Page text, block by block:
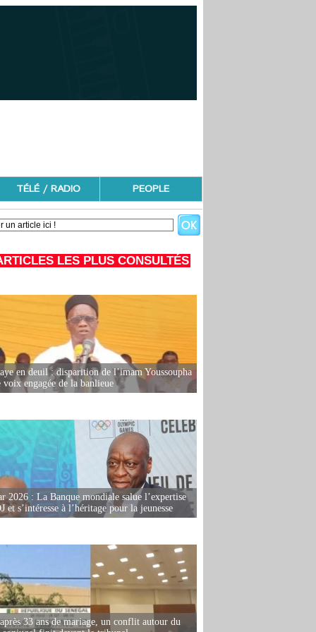
TÉLÉ / RADIO PEOPLE
LES PLUS CONSULTÉS
en deuil : disparition de l’imam Youssoupha
voix engagée de la banlieue
2026 : La Banque mondiale salue l’expertise
et s’intéresse à l’héritage pour la jeunesse
33 ans de mariage, un conflit autour du